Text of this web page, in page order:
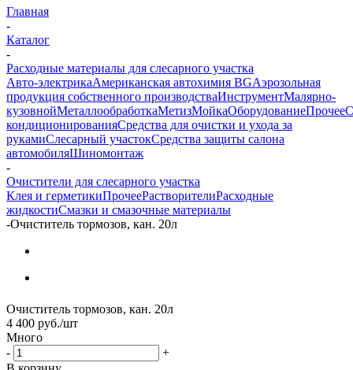
Главная
-
Каталог
-
Расходные материалы для слесарного участка
Авто-электрикаАмериканская автохимия BGАэрозольная
продукция собственного производстваИнструментМалярно-
кузовнойМеталлообработкаМетизМойкаОборудованиеПрочее
кондиционированияСредства для очистки и ухода за
рукамиСлесарный участокСредства защиты салона
автомобиляШиномонтаж
-
Очистители для слесарного участка
Клея и герметикиПрочееРастворителиРасходные
жидкостиСмазки и смазочные материалы
-Очиститель тормозов, кан. 20л
Очиститель тормозов, кан. 20л
4 400 руб./шт
Много
-
+